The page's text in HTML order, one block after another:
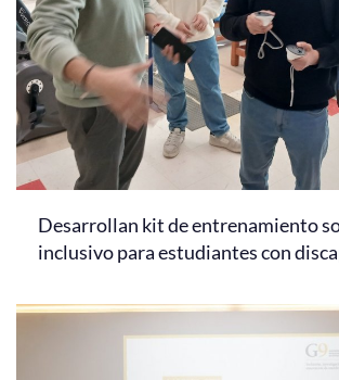
Desarrollan kit de entrenamiento
inclusivo para estudiantes con